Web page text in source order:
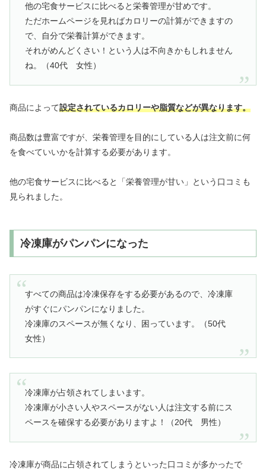
他の宅食サービスに比べると栄養管理が甘めです。
ただホームページを見ればカロリーの計算ができますの
で、自分で栄養計算ができます。
それがめんどくさい！という人は不向きかもしれません
ね。（40代 女性）
商品によって設定されているカロリーや脂質などが異なります。
商品数は豊富ですが、栄養管理を目的にしている人は注文前に何
を食べていいかを計算する必要があります。
他の宅食サービスに比べると「栄養管理が甘い」という口コミも
見られました。
冷凍庫がパンパンになった
すべての商品は冷凍保存をする必要があるので、冷凍庫
がすぐにパンパンになりました。
冷凍庫のスペースが無くなり、困っています。（50代
女性）
冷凍庫が占領されてしまいます。
冷凍庫が小さい人やスペースがない人は注文する前にス
ペースを確保する必要がありますよ！（20代 男性）
冷凍庫が商品に占領されてしまうといった口コミが多かったで